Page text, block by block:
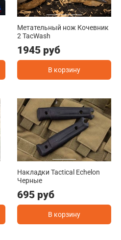
Метательный нож Кочевник
2 TacWash
1945 руб
В корзину
Накладки Tactical Echelon
Черные
695 руб
В корзину